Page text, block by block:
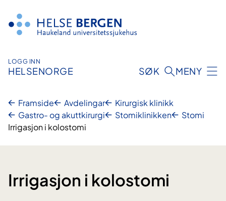
innhald
LOGG INN
HELSENORGE SØK MENY
Framside Avdelingar
Kirurgisk klinikk
Gastro- og akuttkirurgi
Stomiklinikken
Stomi
Irrigasjon i kolostomi
Irrigasjon i kolostomi